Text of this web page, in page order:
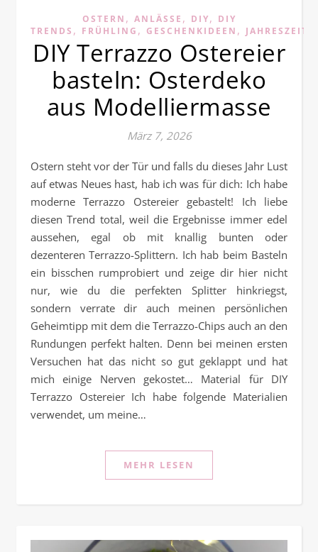
OSTERN , ANLÄSSE , DIY, DIY
TRENDS , FRÜHLING , GESCHENKIDEEN ,
DIY Terrazzo Ostereier
basteln: Osterdeko
aus Modelliermasse
März 7, 2026
Ostern steht vor der Tür und falls du dieses Jahr Lust
auf etwas Neues hast, hab ich was für dich: Ich habe
moderne Terrazzo Ostereier gebastelt! Ich liebe
diesen Trend total, weil die Ergebnisse immer edel
aussehen, egal ob mit knallig bunten oder
dezenteren Terrazzo-Splittern. Ich hab beim Basteln
ein bisschen rumprobiert und zeige dir hier nicht
nur, wie du die perfekten Splitter hinkriegst,
sondern verrate dir auch meinen persönlichen
Geheimtipp mit dem die Terrazzo-Chips auch an den
Rundungen perfekt halten. Denn bei meinen ersten
Versuchen hat das nicht so gut geklappt und hat
mich einige Nerven gekostet… Material für DIY
Terrazzo Ostereier Ich habe folgende Materialien
verwendet, um meine…
MEHR LESEN